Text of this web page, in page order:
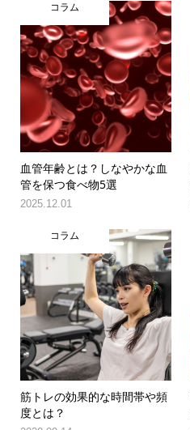
コラム
血管年齢とは？しなやかな血
管を保つ食べ物5選
2025.12.01
コラム
筋トレの効果的な時間帯や頻
度とは？